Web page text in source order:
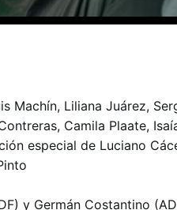
Machín, Liliana Juárez,
Camila Plaate,
especial de Luciano
y Germán Costantino